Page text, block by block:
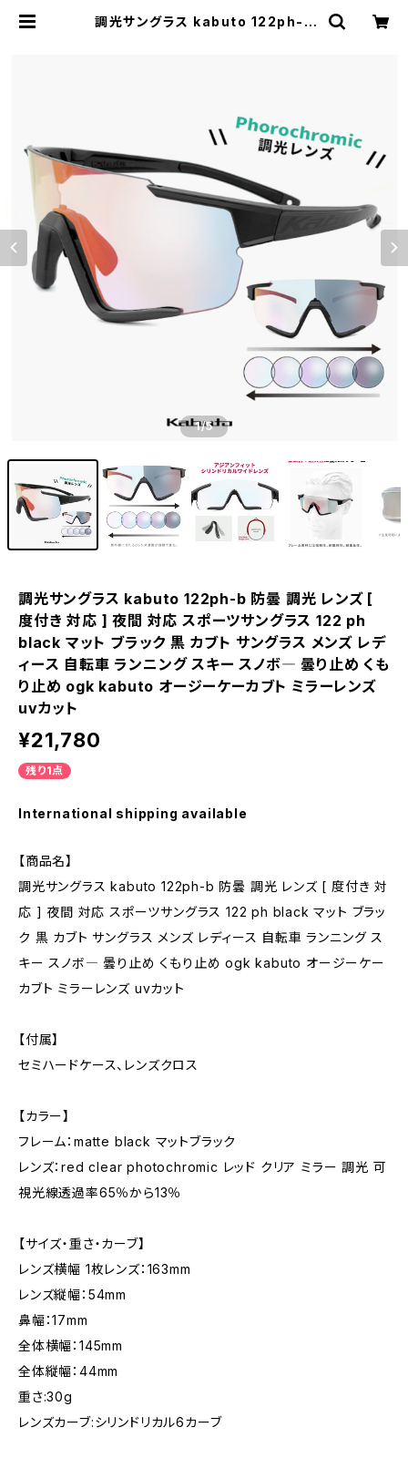
調光サングラス kabuto 122ph-b
ブト ミラーレンズ uvカット | 【サング
ラスドッグ】メガネ・サングラス・帽子
1/5
調光サングラス kabuto 122ph-b 防曇 調光 レンズ [
度付き 対応 ] 夜間 対応 スポーツサングラス 122 ph
black マット ブラック 黒 カブト サングラス メンズ レデ
ィース 自転車 ランニング スキー スノボ― 曇り止め くも
り止め ogk kabuto オージーケーカブト ミラーレンズ
uvカット
¥21,780
残り1点
International shipping available
【商品名】
調光サングラス kabuto 122ph-b 防曇 調光 レンズ [ 度付き 対
応 ] 夜間 対応 スポーツサングラス 122 ph black マット ブラッ
ク 黒 カブト サングラス メンズ レディース 自転車 ランニング ス
キー スノボ― 曇り止め くもり止め ogk kabuto オージーケー
カブト ミラーレンズ uvカット
【付属】
セミハードケース、レンズクロス
【カラー】
フレーム：matte black マットブラック
レンズ：red clear photochromic レッド クリア ミラー 調光 可
視光線透過率65％から13％
【サイズ・重さ・カーブ】
レンズ横幅 1枚レンズ：163mm
レンズ縦幅：54mm
鼻幅：17mm
全体横幅：145mm
全体縦幅：44mm
重さ:30g
レンズカーブ:シリンドリカル6カーブ